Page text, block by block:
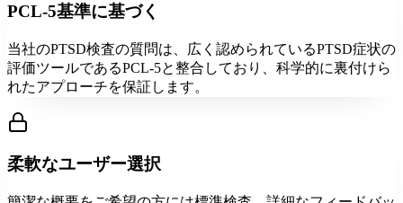
PCL-5基準に基づく
当社のPTSD検査の質問は、広く認められているPTSD症状の
評価ツールであるPCL-5と整合しており、科学的に裏付けら
れたアプローチを保証します。
柔軟なユーザー選択